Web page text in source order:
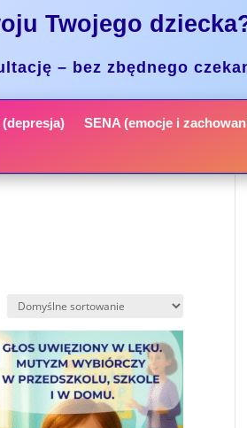
Twojego
– bez zbędnego
(depresja) SENA (emocje i